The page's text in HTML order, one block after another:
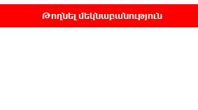
Թողնել մեկնաբանություն